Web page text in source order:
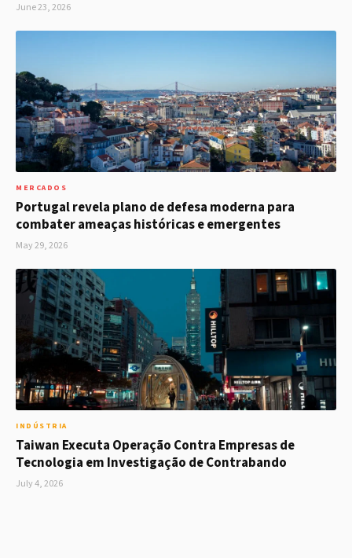
June 23, 2026
MERCADOS
Portugal revela plano de defesa moderna para
combater ameaças históricas e emergentes
May 29, 2026
INDÚSTRIA
Taiwan Executa Operação Contra Empresas de
Tecnologia em Investigação de Contrabando
July 4, 2026